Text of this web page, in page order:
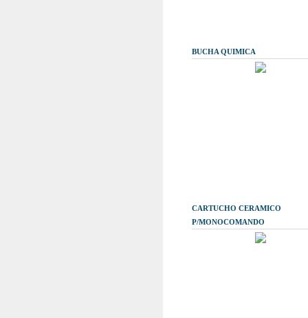
BUCHA QUIMICA
CARTUCHO CERAMICO
P/MONOCOMANDO